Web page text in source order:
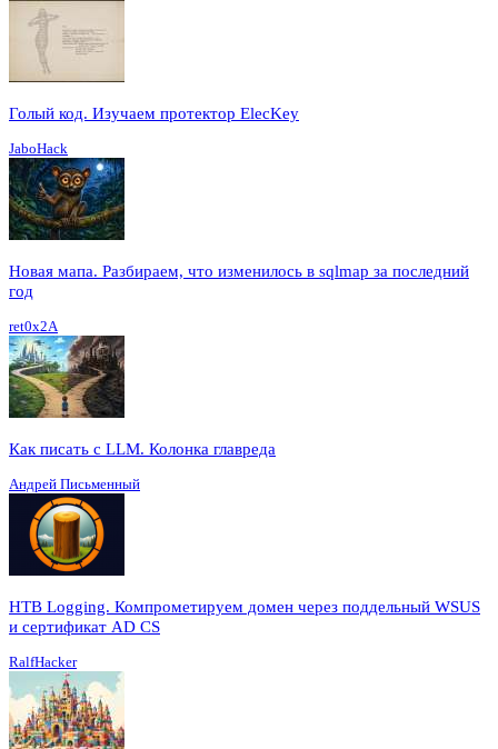
Голый код. Изучаем протектор ElecKey
JaboHack
Новая мапа. Разбираем, что изменилось в sqlmap за последний
год
ret0x2A
Как писать с LLM. Колонка главреда
Андрей Письменный
HTB Logging. Компрометируем домен через поддельный WSUS
и сертификат AD CS
RalfHacker